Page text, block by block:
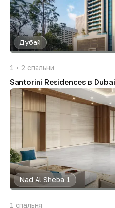
Дубай
1 2 спальни
Santorini Residences в Dubai
Nad Al Sheba 1
1 спальня